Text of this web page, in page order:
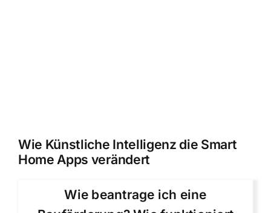
Wie Künstliche Intelligenz die Smart
Home Apps verändert
Wie beantrage ich eine